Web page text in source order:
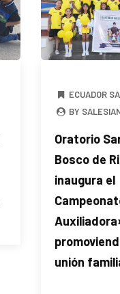
ECUADOR
BY
Oratorio
Bosco de
inaugura el
unión